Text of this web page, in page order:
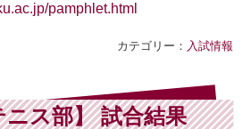
pamphlet.html
カテゴリー： 入試情報
ニス部】 試合結果